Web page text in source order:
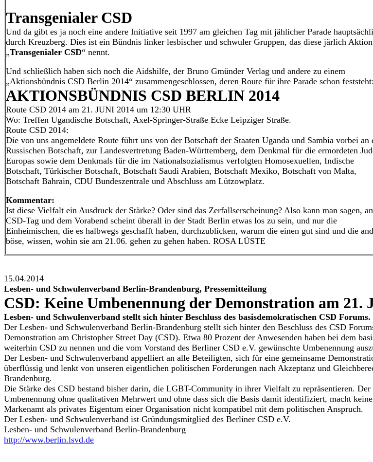
Transgenialer CSD
Und da gibt es ja noch eine andere Initiative seit 1997 am gleichen Tag mit jählicher Parade
durch Kreuzberg. Dies ist ein Bündnis linker lesbischer und schwuler Gruppen, das diese järlich Aktion
„Transgenialer CSD“ nennt.
Und schließlich haben sich noch die Aidshilfe, der Bruno Gmünder Verlag und andere zu einem
„Aktionsbündnis CSD Berlin 2014“ zusammengeschlossen, deren Route für ihre Parade schon feststeht:
AKTIONSBÜNDNIS CSD BERLIN 2014
Route CSD 2014 am 21. JUNI 2014 um 12:30 UHR
Wo: Treffen Ugandische Botschaft, Axel-Springer-Straße Ecke Leipziger Straße.
Route CSD 2014:
Die von uns angemeldete Route führt uns von der Botschaft der Staaten Uganda und Sambia vorbei an
Russischen Botschaft, zur Landesvertretung Baden-Württemberg, dem Denkmal für die ermordeten
Europas sowie dem Denkmals für die im Nationalsozialismus verfolgten Homosexuellen, Indische
Botschaft, Türkischer Botschaft, Botschaft Saudi Arabien, Botschaft Mexiko, Botschaft von Malta,
Botschaft Bahrain, CDU Bundeszentrale und Abschluss am Lützowplatz.
Kommentar:
Ist diese Vielfalt ein Ausdruck der Stärke? Oder sind das Zerfallserscheinung? Also kann man sagen,
CSD-Tag und dem Vorabend scheint überall in der Stadt Berlin etwas los zu sein, und nur die
Einheimischen, die es halbwegs geschafft haben, durchzublicken, warum die einen gut sind und die
böse, wissen, wohin sie am 21.06. gehen zu gehen haben. ROSA LÜSTE
15.04.2014
Lesben- und Schwulenverband Berlin-Brandenburg, Pressemitteilung
CSD: Keine Umbenennung der Demonstration am 21.
Lesben- und Schwulenverband stellt sich hinter Beschluss des basisdemokratischen CSD Forums.
Der Lesben- und Schwulenverband Berlin-Brandenburg stellt sich hinter den Beschluss des CSD
Demonstration am Christopher Street Day (CSD). Etwa 80 Prozent der Anwesenden haben bei dem
weiterhin CSD zu nennen und die vom Vorstand des Berliner CSD e.V. gewünschte Umbenennung
Der Lesben- und Schwulenverband appelliert an alle Beteiligten, sich für eine gemeinsame
überflüssig und lenkt von unseren eigentlichen politischen Forderungen nach Akzeptanz und
Brandenburg.
Die Stärke des CSD bestand bisher darin, die LGBT-Community in ihrer Vielfalt zu repräsentieren.
Umbenennung ohne qualitativen Mehrwert und ohne dass sich die Basis damit identifiziert, macht
Markenamt als privates Eigentum einer Organisation nicht kompatibel mit dem politischen Anspruch.
Der Lesben- und Schwulenverband ist Gründungsmitglied des Berliner CSD e.V.
Lesben- und Schwulenverband Berlin-Brandenburg
http://www.berlin.lsvd.de